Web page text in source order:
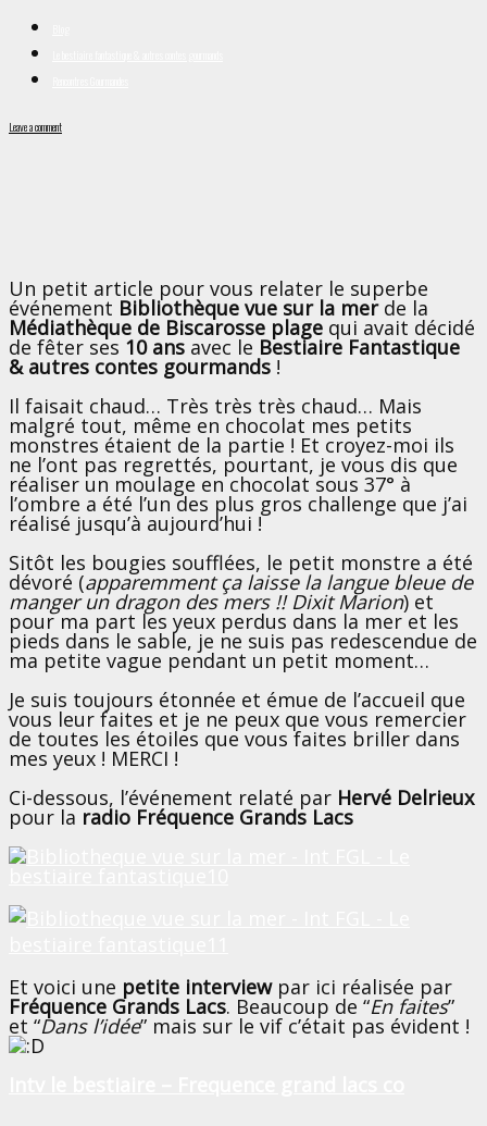
Leave a comment
Un petit article pour vous relater le superbe
événement Bibliothèque vue sur la mer de la
Médiathèque de Biscarosse plage qui avait décidé
de fêter ses 10 ans avec le Bestiaire Fantastique
& autres contes gourmands !
Il faisait chaud… Très très très chaud… Mais
malgré tout, même en chocolat mes petits
monstres étaient de la partie ! Et croyez-moi ils
ne l’ont pas regrettés, pourtant, je vous dis que
réaliser un moulage en chocolat sous 37° à
l’ombre a été l’un des plus gros challenge que j’ai
réalisé jusqu’à aujourd’hui !
Sitôt les bougies soufflées, le petit monstre a été
dévoré (apparemment ça laisse la langue bleue de
manger un dragon des mers !! Dixit Marion) et
pour ma part les yeux perdus dans la mer et les
pieds dans le sable, je ne suis pas redescendue de
ma petite vague pendant un petit moment…
Je suis toujours étonnée et émue de l’accueil que
vous leur faites et je ne peux que vous remercier
de toutes les étoiles que vous faites briller dans
mes yeux ! MERCI !
Ci-dessous, l’événement relaté par Hervé Delrieux
pour la radio Fréquence Grands Lacs
Et voici une petite interviewpar ici réalisée par
Fréquence Grands Lacs. Beaucoup de “En faites”
et “Dans l’idée” mais sur le vif c’était pas évident !